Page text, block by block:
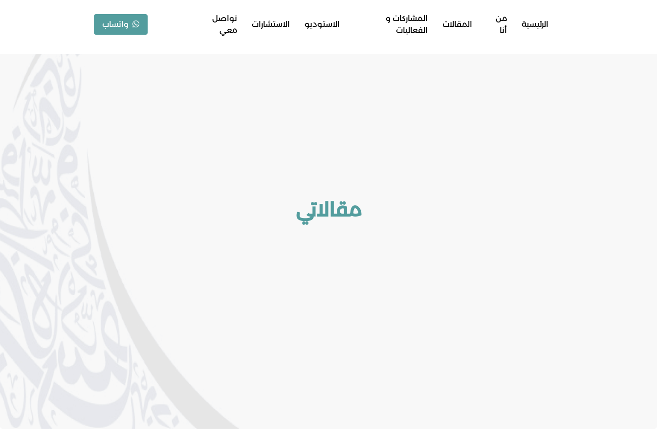
الرئيسية
من
أنا
المقالات
المشاركات و
الفعاليات
الاستوديو الاستشارات
تواصل
معي
واتساب
مقالاتي